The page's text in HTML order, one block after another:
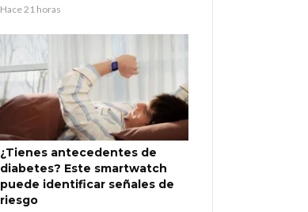
Hace 21 horas
¿Tienes antecedentes de
diabetes? Este smartwatch
puede identificar señales de
riesgo